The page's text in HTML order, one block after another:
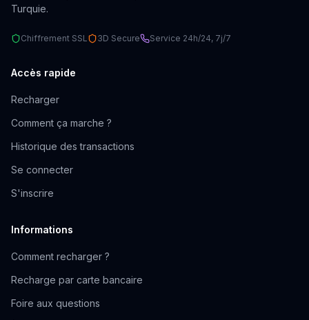
Turquie.
Chiffrement SSL 3D Secure Service 24h/24, 7j/7
Accès rapide
Recharger
Comment ça marche ?
Historique des transactions
Se connecter
S'inscrire
Informations
Comment recharger ?
Recharge par carte bancaire
Foire aux questions